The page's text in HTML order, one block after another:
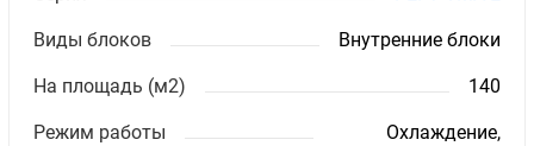
Виды блоков Внутренние блоки
На площадь (м2) 140
Режим работы
Охлаждение,